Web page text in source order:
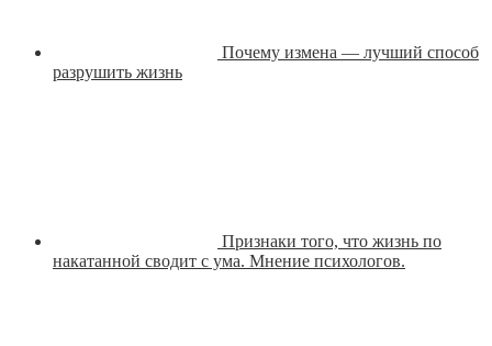
Почему измена — лучший способ
разрушить жизнь
Признаки того, что жизнь по
накатанной сводит с ума. Мнение психологов.